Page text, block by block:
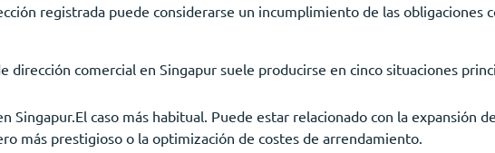
registrada puede considerarse un incumplimiento de las obligaciones
dirección comercial en Singapur suele producirse en cinco situaciones
Singapur.El caso más habitual. Puede estar relacionado con la expansión
más prestigioso o la optimización de costes de arrendamiento.